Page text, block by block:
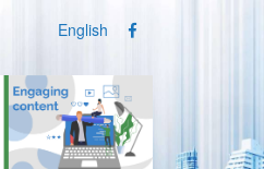
English